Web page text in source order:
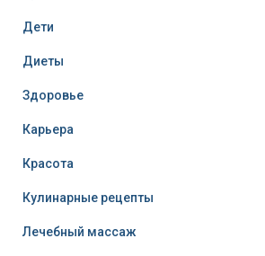
Дети
Диеты
Здоровье
Карьера
Красота
Кулинарные рецепты
Лечебный массаж